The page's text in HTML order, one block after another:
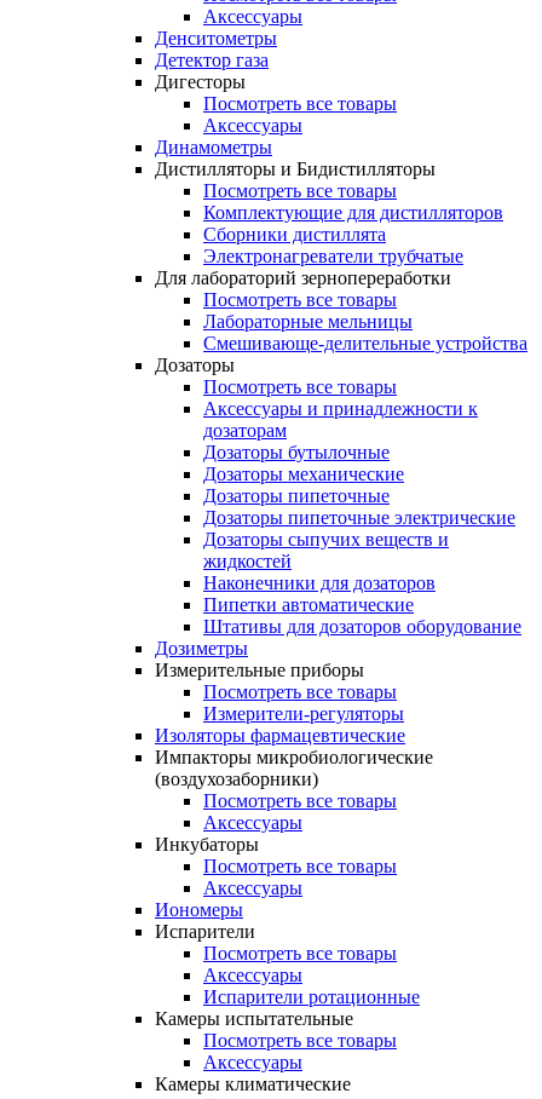
Аксессуары
Денситометры
Детектор газа
Дигесторы
Посмотреть все товары
Аксессуары
Динамометры
Дистилляторы и Бидистилляторы
Посмотреть все товары
Комплектующие для дистилляторов
Сборники дистиллята
Электронагреватели трубчатые
Для лабораторий зернопереработки
Посмотреть все товары
Лабораторные мельницы
Смешивающе-делительные устройства
Дозаторы
Посмотреть все товары
Аксессуары и принадлежности к
дозаторам
Дозаторы бутылочные
Дозаторы механические
Дозаторы пипеточные
Дозаторы пипеточные электрические
Дозаторы сыпучих веществ и
жидкостей
Наконечники для дозаторов
Пипетки автоматические
Штативы для дозаторов оборудование
Дозиметры
Измерительные приборы
Посмотреть все товары
Измерители-регуляторы
Изоляторы фармацевтические
Импакторы микробиологические
(воздухозаборники)
Посмотреть все товары
Аксессуары
Инкубаторы
Посмотреть все товары
Аксессуары
Иономеры
Испарители
Посмотреть все товары
Аксессуары
Испарители ротационные
Камеры испытательные
Посмотреть все товары
Аксессуары
Камеры климатические